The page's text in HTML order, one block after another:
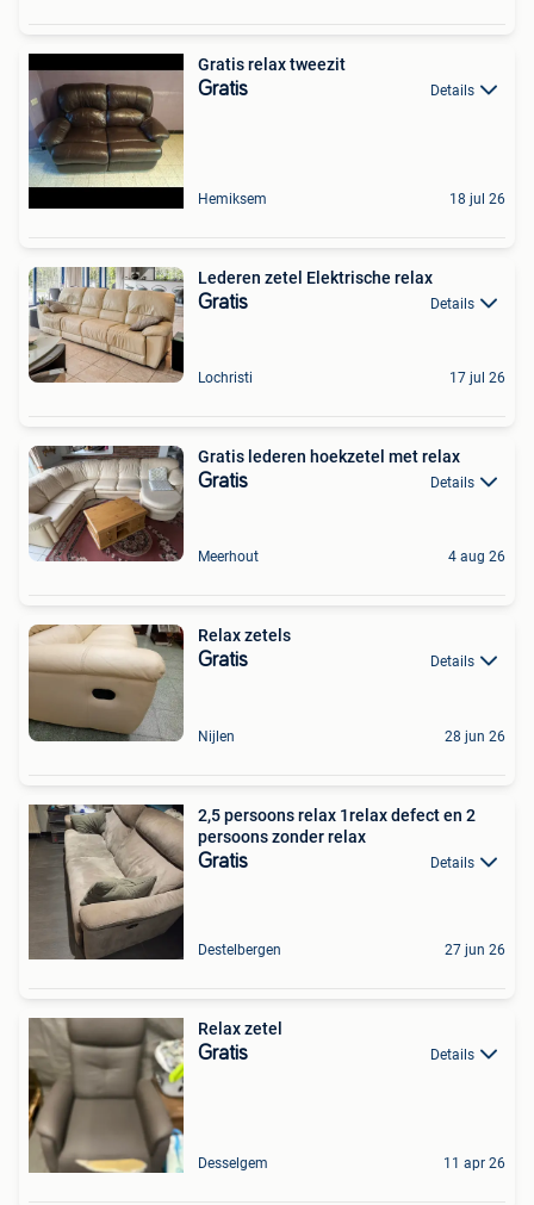
Gratis relax tweezit
Gratis Details
Hemiksem 18 jul 26
Lederen zetel Elektrische relax
Gratis Details
Lochristi 17 jul 26
Gratis lederen hoekzetel met relax
Gratis Details
Meerhout 4 aug 26
Relax zetels
Gratis Details
Nijlen 28 jun 26
2,5 persoons relax 1relax defect en 2
persoons zonder relax
Gratis Details
Destelbergen 27 jun 26
Relax zetel
Gratis Details
Desselgem 11 apr 26